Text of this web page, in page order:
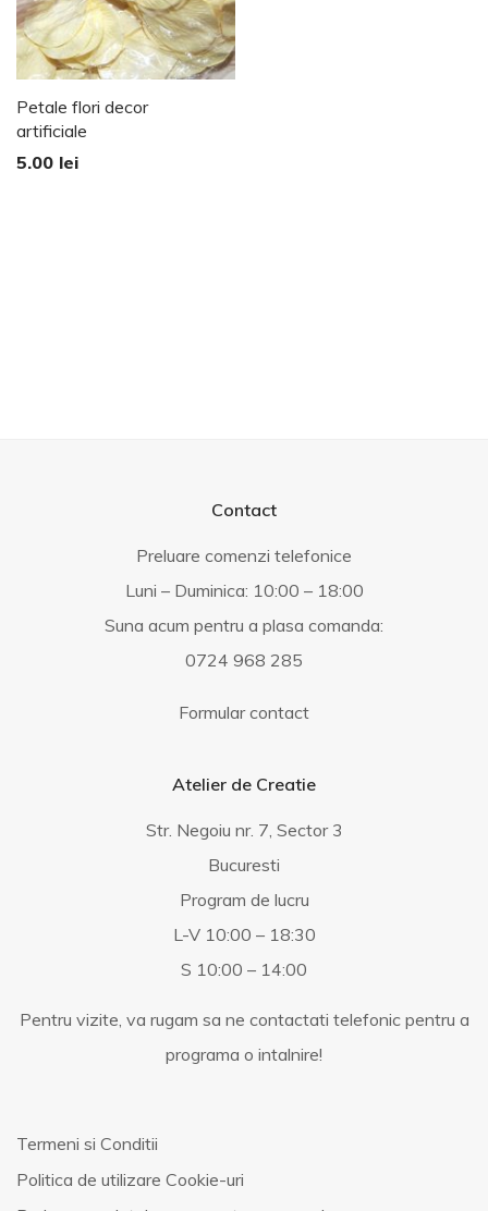
Petale flori decor
artificiale
5.00 lei
Contact
Preluare comenzi telefonice
Luni – Duminica: 10:00 – 18:00
Suna acum pentru a plasa comanda:
0724 968 285
Formular contact
Atelier de Creatie
Str. Negoiu nr. 7, Sector 3
Bucuresti
Program de lucru
L-V 10:00 – 18:30
S 10:00 – 14:00
Pentru vizite, va rugam sa ne contactati telefonic pentru a
programa o intalnire!
Termeni si Conditii
Politica de utilizare Cookie-uri